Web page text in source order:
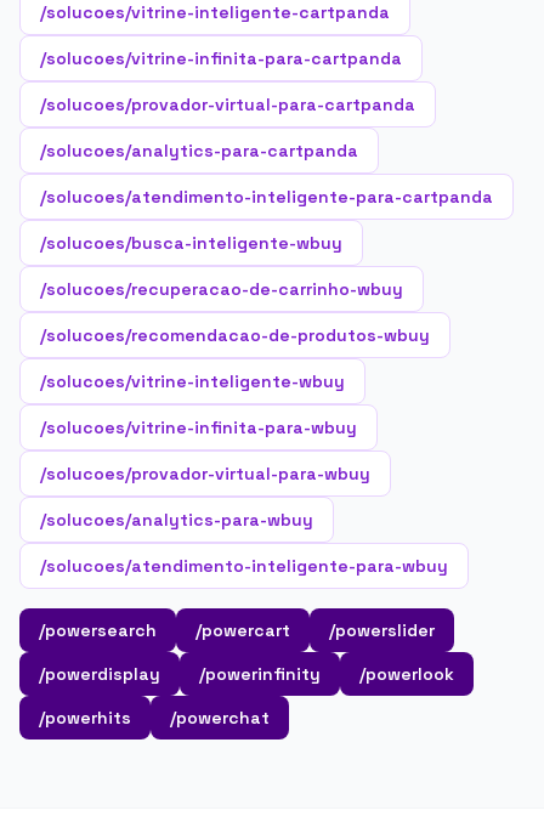
/solucoes/vitrine-inteligente-cartpanda
/solucoes/vitrine-infinita-para-cartpanda
/solucoes/provador-virtual-para-cartpanda
/solucoes/analytics-para-cartpanda
/solucoes/atendimento-inteligente-para-cartpanda
/solucoes/busca-inteligente-wbuy
/solucoes/recuperacao-de-carrinho-wbuy
/solucoes/recomendacao-de-produtos-wbuy
/solucoes/vitrine-inteligente-wbuy
/solucoes/vitrine-infinita-para-wbuy
/solucoes/provador-virtual-para-wbuy
/solucoes/analytics-para-wbuy
/solucoes/atendimento-inteligente-para-wbuy
/powersearch /powercart
/powerslider
/powerdisplay
/powerinfinity
/powerlook
/powerhits
/powerchat